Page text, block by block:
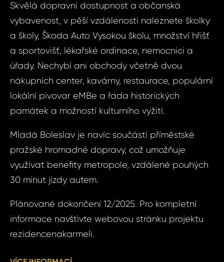
Skvělá dopravní dostupnost a občanská
vybavenost, v pěší vzdálenosti naleznete školky
a školy, Škoda Auto Vysokou školu, množství hřišť
a sportovišť, lékařské ordinace, nemocnici a
úřady. Nechybí ani obchody včetně dvou
nákupních center, kavárny, restaurace, populární
lokální pivovar eMBe a řada historických
památek a možností kulturního vyžití.
Mladá Boleslav je navíc součástí příměstské
pražské hromadné dopravy, což umožňuje
využívat benefity metropole, vzdálené pouhých
30 minut jízdy autem.
Plánované dokončení 12/2025. Pro kompletní
informace navštivte webovou stránku projektu
rezidencenakarmeli.
ID1510 -